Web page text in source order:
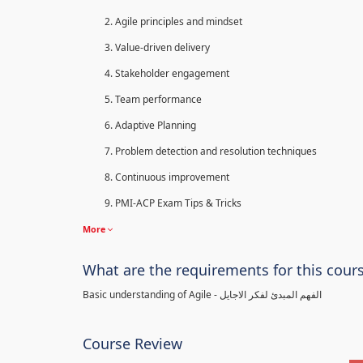
Agile principles and mindset
Value-driven delivery
Stakeholder engagement
Team performance
Adaptive Planning
Problem detection and resolution techniques
Continuous improvement
PMI-ACP Exam Tips & Tricks
More
What are the requirements for this
Basic understanding of Agile - الفهم المبدئ لفكر الاجايل
Course Review